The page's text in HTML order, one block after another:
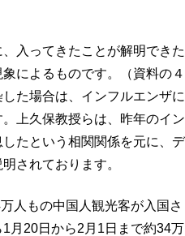
入ってきたことが解明できた
によるものです。（資料の４
た場合は、インフルエンザに
上久保教授らは、昨年のイン
たという相関関係を元に、デ
されております。
人もの中国人観光客が入国さ
月20日から2月1日まで約34万